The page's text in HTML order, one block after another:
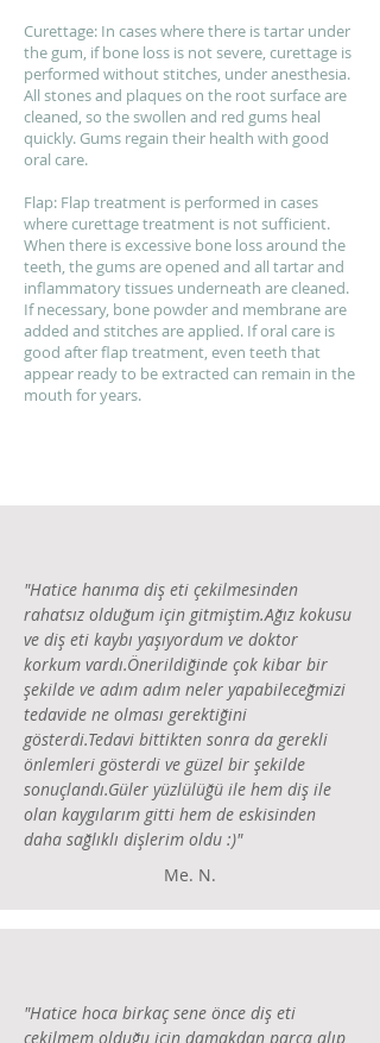
Curettage: In cases where there is tartar under
the gum, if bone loss is not severe, curettage is
performed without stitches, under anesthesia.
All stones and plaques on the root surface are
cleaned, so the swollen and red gums heal
quickly. Gums regain their health with good
oral care.
Flap: Flap treatment is performed in cases
where curettage treatment is not sufficient.
When there is excessive bone loss around the
teeth, the gums are opened and all tartar and
inflammatory tissues underneath are cleaned.
If necessary, bone powder and membrane are
added and stitches are applied. If oral care is
good after flap treatment, even teeth that
appear ready to be extracted can remain in the
mouth for years.
"Hatice hanıma diş eti çekilmesinden
rahatsız olduğum için gitmiştim.Ağız kokusu
ve diş eti kaybı yaşıyordum ve doktor
korkum vardı.Önerildiğinde çok kibar bir
şekilde ve adım adım neler yapabileceğmizi
tedavide ne olması gerektiğini
gösterdi.Tedavi bittikten sonra da gerekli
önlemleri gösterdi ve güzel bir şekilde
sonuçlandı.Güler yüzlülüğü ile hem diş ile
olan kaygılarım gitti hem de eskisinden
daha sağlıklı dişlerim oldu :)"
Me. N.
"Hatice hoca birkaç sene önce diş eti
çekilmem olduğu için damakdan parça alıp